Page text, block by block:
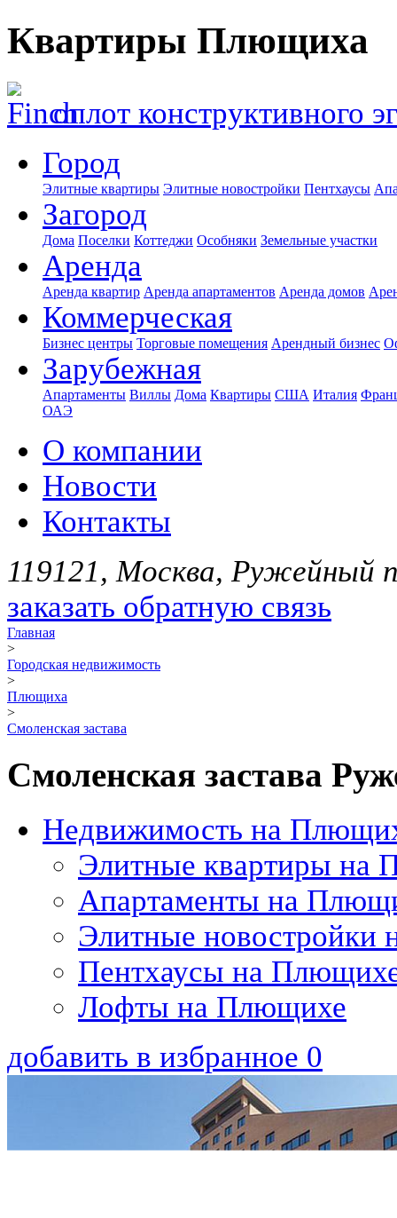
Квартиры Плющиха
оплот конструктивного
Город
Элитные квартиры Элитные новостройки Пентхаусы
Загород
Дома Поселки Коттеджи Особняки Земельные участки
Аренда
Аренда квартир Аренда апартаментов Аренда домов
Коммерческая
Бизнес центры Торговые помещения Арендный бизнес
Зарубежная
Апартаменты Виллы Дома Квартиры США Италия
ОАЭ
О компании
Новости
Контакты
119121, Москва, Ружейный
заказать обратную связь
Главная
>
Городская недвижимость
>
Плющиха
>
Смоленская застава
Смоленская застава
Недвижимость на
Элитные квартиры на
Апартаменты на
Элитные
Пентхаусы на
Лофты на Плющихе
добавить в избранное 0